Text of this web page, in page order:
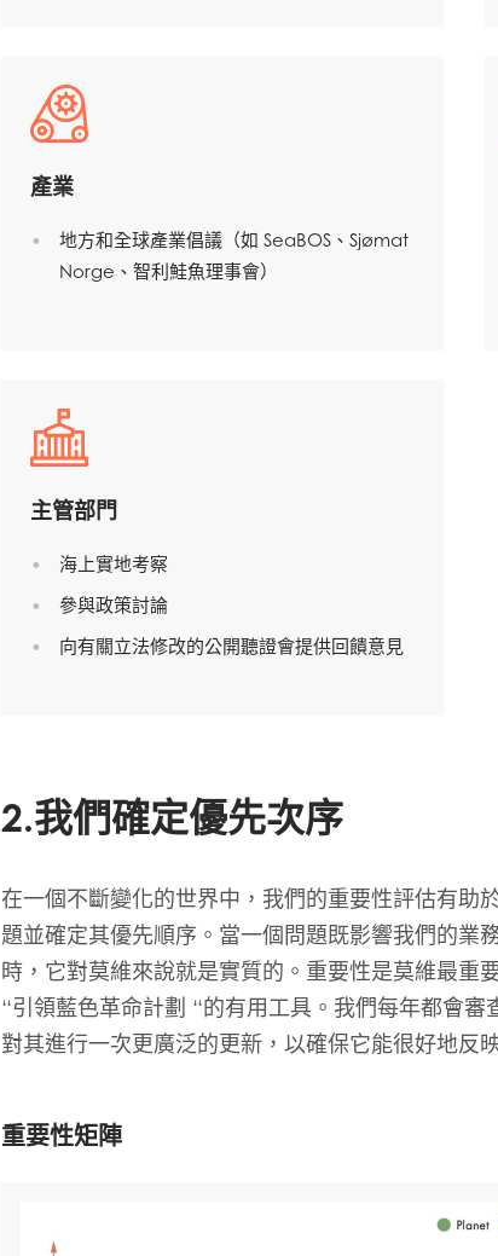
Mowi Italy
Mowi Netherlands
Mowi Chile
產業
地方和全球產業倡議（如 SeaBOS、Sjømat
Norge、智利鮭魚理事會）
主管部門
海上實地考察
參與政策討論
向有關立法修改的公開聽證會提供回饋意見
2.我們確定優先次序
在一個不斷變化的世界中，我們的重要性評估有助
題並確定其優先順序。當一個問題既影響我們的業
時，它對莫維來說就是實質的。重要性是莫維最重
“引領藍色革命計劃 “的有用工具。我們每年都會
對其進行一次更廣泛的更新，以確保它能很好地反
重要性矩陣